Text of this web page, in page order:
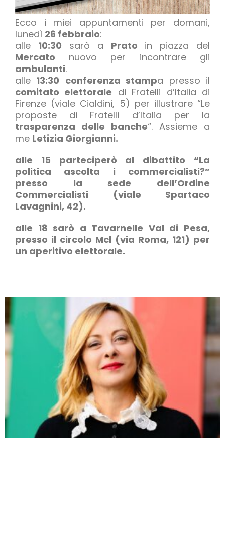
Ecco i miei appuntamenti per domani,
lunedì 26 febbraio:
alle 10:30 sarò a Prato in piazza del
Mercato nuovo per incontrare gli
ambulanti.
alle 13:30 conferenza stampa presso il
comitato elettorale di Fratelli d’Italia di
Firenze (viale Cialdini, 5) per illustrare “Le
proposte di Fratelli d’Italia per la
trasparenza delle banche“. Assieme a
me Letizia Giorgianni.
alle 15 parteciperò al dibattito “La
politica ascolta i commercialisti?”
presso la sede dell’Ordine
Commercialisti (viale Spartaco
Lavagnini, 42).
alle 18 sarò a Tavarnelle Val di Pesa,
presso il circolo Mcl (via Roma, 121) per
un aperitivo elettorale.